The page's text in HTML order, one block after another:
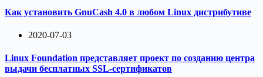
Как установить GnuCash 4.0 в любом Linux дистрибутиве
2020-07-03
Linux Foundation представляет проект по созданию центра
выдачи бесплатных SSL-сертификатов